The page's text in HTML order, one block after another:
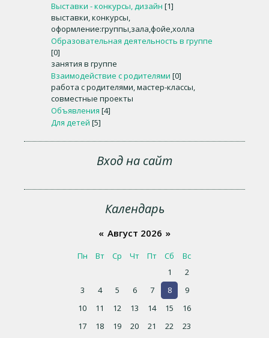
Выставки - конкурсы, дизайн [1]
выставки, конкурсы,
оформление:группы,зала,фойе,холла
Образовательная деятельность в группе
[0]
занятия в группе
Взаимодействие с родителями [0]
работа с родителями, мастер-классы,
совместные проекты
Объявления [4]
Для детей [5]
Вход на сайт
Календарь
« Август 2026 »
Пн Вт Ср Чт Пт Сб
Вс
1
2
3
4 5 6 7 8
9
10
11 12 13 14 15
16
17
18 19 20 21 22
23